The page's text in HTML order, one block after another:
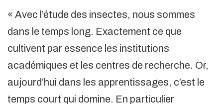
« Avec l’étude des insectes, nous sommes
dans le temps long. Exactement ce que
cultivent par essence les institutions
académiques et les centres de recherche. Or,
aujourd’hui dans les apprentissages, c’est le
temps court qui domine. En particulier